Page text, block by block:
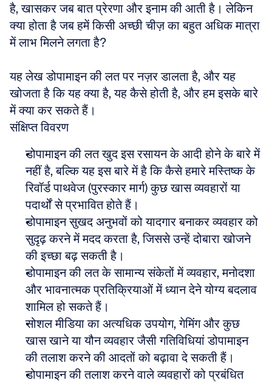
है, खासकर जब बात प्रेरणा और इनाम की आती है। लेकिन
क्या होता है जब हमें किसी अच्छी चीज़ का बहुत अधिक मात्रा
में लाभ मिलने लगता है?
यह लेख डोपामाइन की लत पर नज़र डालता है, और यह
खोजता है कि यह क्या है, यह कैसे होती है, और हम इसके बारे
में क्या कर सकते हैं।
संक्षिप्त विवरण
डोपामाइन की लत खुद इस रसायन के आदी होने के बारे में
नहीं है, बल्कि यह इस बारे में है कि कैसे हमारे मस्तिष्क के
रिवॉर्ड पाथवेज (पुरस्कार मार्ग) कुछ खास व्यवहारों या
पदार्थों से प्रभावित होते हैं।
डोपामाइन सुखद अनुभवों को यादगार बनाकर व्यवहार को
सुदृढ़ करने में मदद करता है, जिससे उन्हें दोबारा खोजने
की इच्छा बढ़ सकती है।
डोपामाइन की लत के सामान्य संकेतों में व्यवहार, मनोदशा
और भावनात्मक प्रतिक्रियाओं में ध्यान देने योग्य बदलाव
शामिल हो सकते हैं।
सोशल मीडिया का अत्यधिक उपयोग, गेमिंग और कुछ
खास खाने या यौन व्यवहार जैसी गतिविधियां डोपामाइन
की तलाश करने की आदतों को बढ़ावा दे सकती हैं।
डोपामाइन की तलाश करने वाले व्यवहारों को प्रबंधित